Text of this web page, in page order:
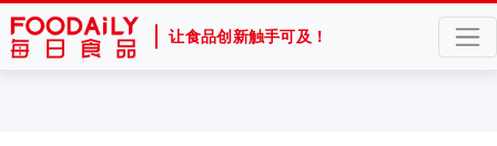
让食品创新触手可及！